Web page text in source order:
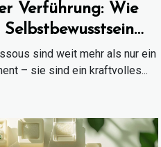
Verführung: Wie
Selbstbewusstsein
sind weit mehr als nur ein
– sie sind ein kraftvolles...